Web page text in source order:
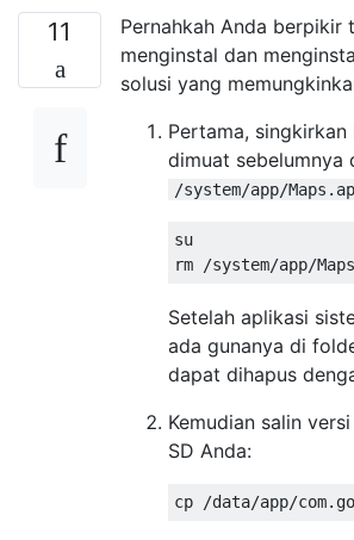
11
Pernahkah Anda berpikir
menginstal dan
solusi yang
Pertama,
dimuat sebelumnya
/system/app/
su
Setelah aplikasi
ada gunanya di
dapat dihapus
Kemudian salin
SD Anda: